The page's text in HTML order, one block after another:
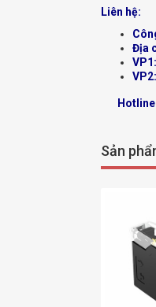
Liên hệ:
Địa
Sản